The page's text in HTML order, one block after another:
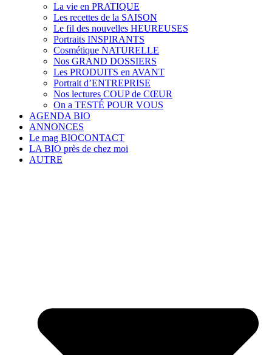
La vie en PRATIQUE
Les recettes de la SAISON
Le fil des nouvelles HEUREUSES
Portraits INSPIRANTS
Cosmétique NATURELLE
Nos GRAND DOSSIERS
Les PRODUITS en AVANT
Portrait d’ENTREPRISE
Nos lectures COUP de CŒUR
On a TESTÉ POUR VOUS
AGENDA BIO
ANNONCES
Le mag BIOCONTACT
LA BIO près de chez moi
AUTRE